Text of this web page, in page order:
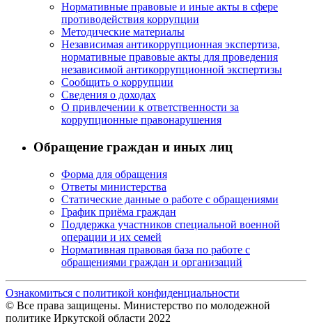
Нормативные правовые и иные акты в сфере
противодействия коррупции
Методические материалы
Независимая антикоррупционная экспертиза,
нормативные правовые акты для проведения
независимой антикоррупционной экспертизы
Сообщить о коррупции
Сведения о доходах
О привлечении к ответственности за
коррупционные правонарушения
Обращение граждан и иных лиц
Форма для обращения
Ответы министерства
Статические данные о работе с обращениями
График приёма граждан
Поддержка участников специальной военной
операции и их семей
Нормативная правовая база по работе с
обращениями граждан и организаций
Ознакомиться с политикой конфиденциальности
© Все права защищены. Министерство по молодежной
политике Иркутской области 2022